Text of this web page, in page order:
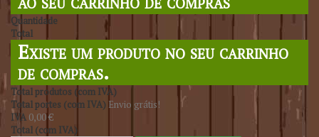
Quantidade
Total
Existe um produto no seu carrinho
de compras.
Total produtos (com IVA)
Total portes (com IVA) Envio grátis!
IVA 0,00 €
Total (com IVA)